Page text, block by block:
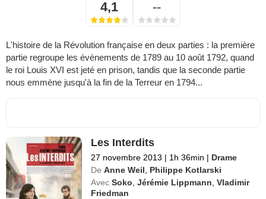
4,1 --
L'histoire de la Révolution française en deux parties : la première
partie regroupe les évènements de 1789 au 10 août 1792, quand
le roi Louis XVI est jeté en prison, tandis que la seconde partie
nous emmène jusqu'à la fin de la Terreur en 1794...
Les Interdits
27 novembre 2013 | 1h 36min | Drame
De Anne Weil, Philippe Kotlarski
Avec Soko,Jérémie Lippmann,Vladimir
Friedman